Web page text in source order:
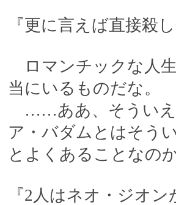
『更に言えば直接殺
ロマンチックな人
当にいるものだな。
……ああ、そういえ
ア・バダムとはそう
とよくあることなの
『2人はネオ・ジオ